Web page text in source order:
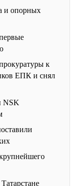
и опорных
к
ЕПК и снял
NSK